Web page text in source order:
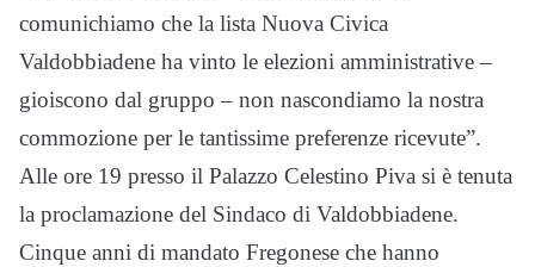
comunichiamo che la lista Nuova Civica
Valdobbiadene ha vinto le elezioni amministrative –
gioiscono dal gruppo – non nascondiamo la nostra
commozione per le tantissime preferenze ricevute”.
Alle ore 19 presso il Palazzo Celestino Piva si è tenuta
la proclamazione del Sindaco di Valdobbiadene.
Cinque anni di mandato Fregonese che hanno